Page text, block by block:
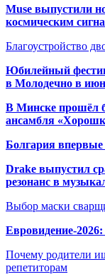
Muse выпустили
космическим
Благоустройство
Юбилейный
в Молодечно в
В Минске прошёл
ансамбля
Болгария впервые
Drake выпустил
резонанс в
Выбор маски
Евровидение-
Почему родители
репетиторам